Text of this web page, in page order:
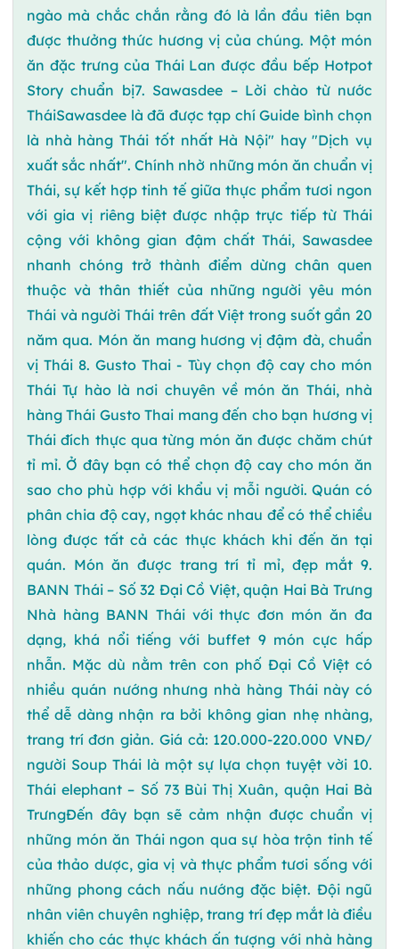
ngào mà chắc chắn rằng đó là lần đầu tiên bạn
được thưởng thức hương vị của chúng. Một món
ăn đặc trưng của Thái Lan được đầu bếp Hotpot
Story chuẩn bị7. Sawasdee – Lời chào từ nước
TháiSawasdee là đã được tạp chí Guide bình chọn
là nhà hàng Thái tốt nhất Hà Nội" hay "Dịch vụ
xuất sắc nhất". Chính nhờ những món ăn chuẩn vị
Thái, sự kết hợp tinh tế giữa thực phẩm tươi ngon
với gia vị riêng biệt được nhập trực tiếp từ Thái
cộng với không gian đậm chất Thái, Sawasdee
nhanh chóng trở thành điểm dừng chân quen
thuộc và thân thiết của những người yêu món
Thái và người Thái trên đất Việt trong suốt gần 20
năm qua. Món ăn mang hương vị đậm đà, chuẩn
vị Thái 8. Gusto Thai - Tùy chọn độ cay cho món
Thái Tự hào là nơi chuyên về món ăn Thái, nhà
hàng Thái Gusto Thai mang đến cho bạn hương vị
Thái đích thực qua từng món ăn được chăm chút
tỉ mỉ. Ở đây bạn có thể chọn độ cay cho món ăn
sao cho phù hợp với khẩu vị mỗi người. Quán có
phân chia độ cay, ngọt khác nhau để có thể chiều
lòng được tất cả các thực khách khi đến ăn tại
quán. Món ăn được trang trí tỉ mỉ, đẹp mắt 9.
BANN Thái – Số 32 Đại Cồ Việt, quận Hai Bà Trưng
Nhà hàng BANN Thái với thực đơn món ăn đa
dạng, khá nổi tiếng với buffet 9 món cực hấp
nhẫn. Mặc dù nằm trên con phố Đại Cồ Việt có
nhiều quán nướng nhưng nhà hàng Thái này có
thể dễ dàng nhận ra bởi không gian nhẹ nhàng,
trang trí đơn giản. Giá cả: 120.000-220.000 VNĐ/
người Soup Thái là một sự lựa chọn tuyệt vời 10.
Thái elephant – Số 73 Bùi Thị Xuân, quận Hai Bà
TrưngĐến đây bạn sẽ cảm nhận được chuẩn vị
những món ăn Thái ngon qua sự hòa trộn tinh tế
của thảo dược, gia vị và thực phẩm tươi sống với
những phong cách nấu nướng đặc biệt. Đội ngũ
nhân viên chuyên nghiệp, trang trí đẹp mắt là điều
khiến cho các thực khách ấn tượng với nhà hàng